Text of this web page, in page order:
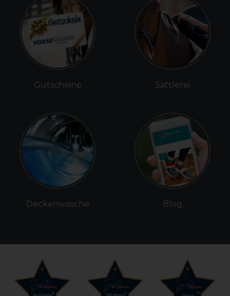
Gutscheine
Deckenwäsche
Sattlerei
Blog